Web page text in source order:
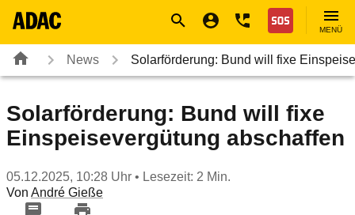
Nothilfe
MENÜ
News Solarförderung: Bund will fixe
Solarförderung: Bund will fixe
Einspeisevergütung abschaffen
05.12.2025, 10:28 Uhr • Lesezeit: 2 Min.
Von André Gieße